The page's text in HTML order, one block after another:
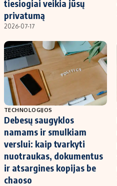
Turinio žymėjimo taisyklės
Kontaktai
Indėlių palūkanos
tiesiogiai veikia jūsų
privatumą
2026-07-17
TECHNOLOGIJOS
Debesų saugyklos
namams ir smulkiam
verslui: kaip tvarkyti
nuotraukas, dokumentus
ir atsargines kopijas be
chaoso